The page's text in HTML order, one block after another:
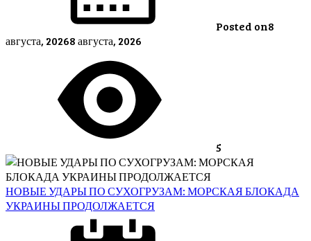
Posted on8
августа, 20268 августа, 2026
5
НОВЫЕ УДАРЫ ПО СУХОГРУЗАМ: МОРСКАЯ БЛОКАДА
УКРАИНЫ ПРОДОЛЖАЕТСЯ